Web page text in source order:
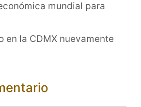
mundial para
en la CDMX nuevamente